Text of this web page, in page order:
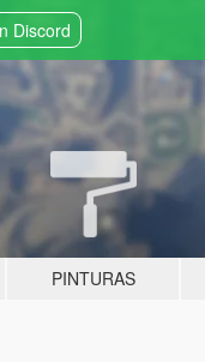
Discord
PINTURAS